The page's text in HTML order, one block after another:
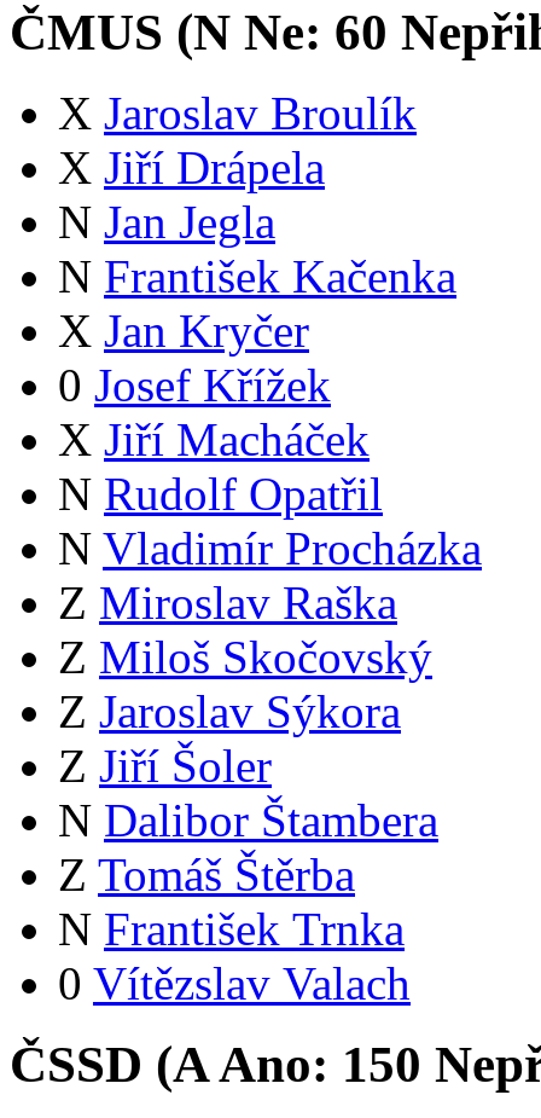
ČMUS (N Ne: 60
X Jaroslav Broulík
X Jiří Drápela
N Jan Jegla
N František Kačenka
X Jan Kryčer
0 Josef Křížek
X Jiří Macháček
N Rudolf Opatřil
N Vladimír Procházka
Z Miroslav Raška
Z Miloš Skočovský
Z Jaroslav Sýkora
Z Jiří Šoler
N Dalibor Štambera
Z Tomáš Štěrba
N František Trnka
0 Vítězslav Valach
ČSSD (AAno: 150